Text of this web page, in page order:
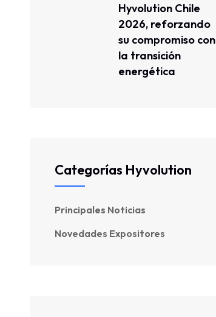
Hyvolution Chile
2026, reforzando
su compromiso con
la transición
energética
Categorías Hyvolution
Principales Noticias
Novedades Expositores